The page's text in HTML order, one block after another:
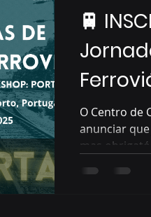
🚆
O Centro de
anunciar
mas